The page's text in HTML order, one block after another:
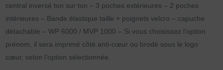
central inversé ton sur ton – 3 poches extérieures – 2 poches
intérieures – Bande élastique taille + poignets velcro – capuche
détachable – WP 6000 / MVP 1000 – Si vous choisissez l’option
prénom, il sera imprimé côté anti-cœur ou brodé sous le logo
cœur, selon l’option sélectionnée.